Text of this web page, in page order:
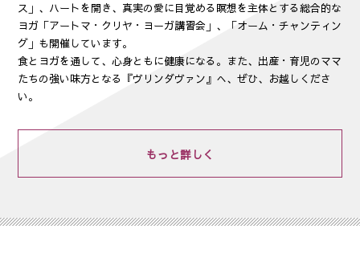
ス」、ハートを開き、真実の愛に目覚める瞑想を主体とする総合的な
ヨガ「アートマ・クリヤ・ヨーガ講習会」、「オーム・チャンティン
グ」も開催しています。
食とヨガを通して、心身ともに健康になる。また、出産・育児のママ
たちの強い味方となる『ヴリンダヴァン』へ、ぜひ、お越しくださ
い。
もっと詳しく